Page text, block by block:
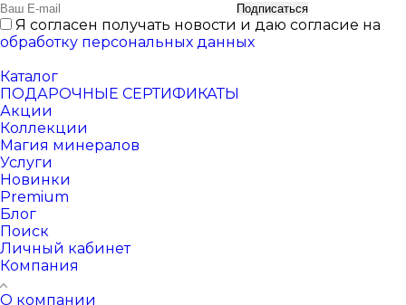
Подписаться
Я согласен получать новости и даю согласие на
обработку персональных данных
Каталог
ПОДАРОЧНЫЕ СЕРТИФИКАТЫ
Акции
Коллекции
Магия минералов
Услуги
Новинки
Premium
Блог
Поиск
Личный кабинет
Компания
О компании